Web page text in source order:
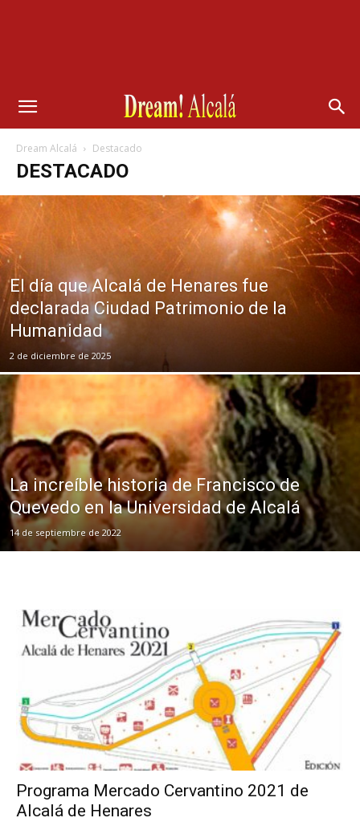
Dream Alcalá Destacado
DESTACADO
El día que Alcalá de Henares fue
declarada Ciudad Patrimonio de la
Humanidad
2 de diciembre de 2025
La increíble historia de Francisco de
Quevedo en la Universidad de Alcalá
14 de septiembre de 2022
Programa Mercado Cervantino 2021 de
Alcalá de Henares